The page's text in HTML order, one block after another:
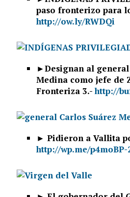
paso fronterizo para
http://ow.ly/RWDQi
►Designan al general
Medina como jefe de
Fronteriza 3.-http://
► Pidieron a Vallita
http://wp.me/p4moBP-